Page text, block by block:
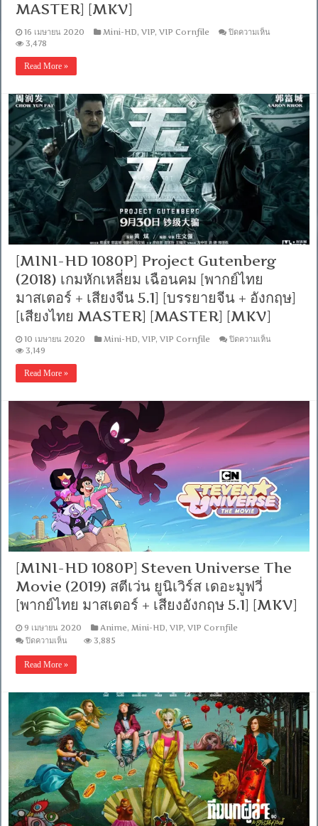
คม
MASTER] [MKV]
16 เมษายน 2020 Mini-HD,VIP,VIP Cornfile ปิดความเห็นบน
The
Movie
(2019)
ทีม
คน
ซ่า
ล่า
คน
เลว
[พากย์
ไทย
มาสเตอร์
+
เกาหลี
ไทย
MASTER]
3,478
Read More »
[MINI-HD 1080P] Project Gutenberg
(2018) เกมหักเหลี่ยม เฉือนคม [พากย์ไทย
มาสเตอร์ + เสียงจีน 5.1] [บรรยายจีน + อังกฤษ]
[เสียงไทย MASTER] [MASTER] [MKV]
10 เมษายน 2020 Mini-HD,VIP,VIP Cornfile ปิดความเห็น
(2018)
ลี่
เฉือน
คม
[พากย์
ไทย
มาสเตอร์
เสียง
[บรรยาย
อังกฤษ]
3,149
Read More »
[MINI-HD 1080P] Steven Universe The
Movie (2019) สตีเว่น ยูนิเวิร์ส เดอะมูฟวี่
[พากย์ไทย มาสเตอร์ + เสียงอังกฤษ 5.1] [MKV]
9 เมษายน 2020 Anime, Mini-HD,VIP,VIP Cornfile
ปิดความเห็น
1080P]
Universe
The
Movie
(2019)
สตี
เว่น
ยูนิเวิร์ส
เดอะ
มูฟ
วี่
[พากย์
ไทย
3,885
Read More »